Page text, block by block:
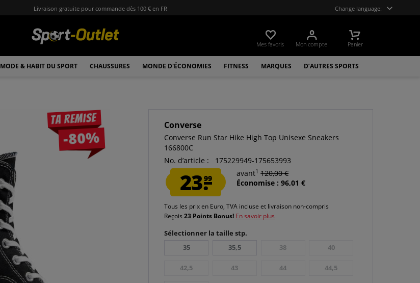
Livraison gratuite pour commande dès 100 € en FR Change language:
Mes favoris Mon compte Panier
MODE & HABIT DU SPORT CHAUSSURES MONDE D'ÉCONOMIES FITNESS MARQUES D’AUTRES SPORTS
Ta remise
-80%
Converse
Converse Run Star Hike High Top Unisexe Sneakers
166800C
No. d’article :
175229949-175653993
23.99
avant1 120,00 €
Économise : 96,01 €
Tous les prix en Euro, TVA incluse et livraison non-compris
Reçois23 Points Bonus! En savoir plus
Sélectionner la taille stp.
35
35,5 38 40
42,5 43 44 44,5